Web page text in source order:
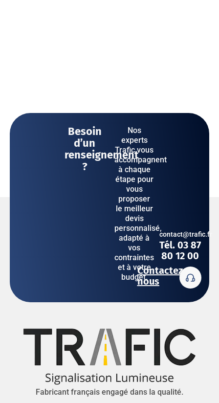
Besoin
d’un
renseignement
?
Nos
experts
Trafic vous
accompagnent
à chaque
étape pour
vous
proposer
le meilleur
devis
personnalisé,
adapté à
vos
contraintes
et à votre
budget.
Contactez-
nous
contact@trafic.fr
Tél. 03 87
80 12 00
Fabricant français engagé dans la qualité.